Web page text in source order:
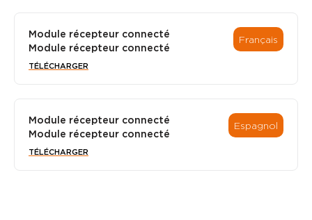
Module récepteur connecté
Module récepteur connecté
Français
TÉLÉCHARGER
Module récepteur connecté
Module récepteur connecté
Espagnol
TÉLÉCHARGER